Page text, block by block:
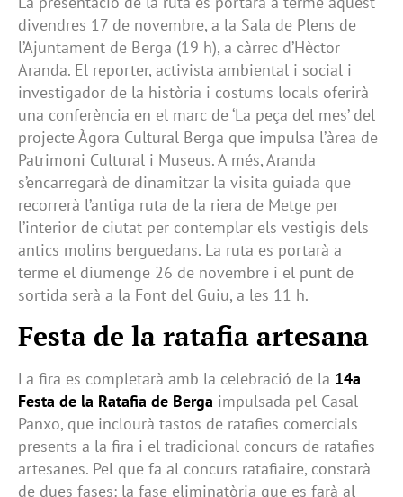
divendres 17 de novembre, a la Sala de Plens de
l’Ajuntament de Berga (19 h), a càrrec d’Hèctor
Aranda. El reporter, activista ambiental i social i
investigador de la història i costums locals oferirà
una conferència en el marc de ‘La peça del mes’ del
projecte Àgora Cultural Berga que impulsa l’àrea de
Patrimoni Cultural i Museus. A més, Aranda
s’encarregarà de dinamitzar la visita guiada que
recorrerà l’antiga ruta de la riera de Metge per
l’interior de ciutat per contemplar els vestigis dels
antics molins berguedans. La ruta es portarà a
terme el diumenge 26 de novembre i el punt de
sortida serà a la Font del Guiu, a les 11 h.
Festa de la ratafia artesana
La fira es completarà amb la celebració de la 14a
Festa de la Ratafia de Berga impulsada pel Casal
Panxo, que inclourà tastos de ratafies comercials
presents a la fira i el tradicional concurs de ratafies
artesanes. Pel que fa al concurs ratafiaire, constarà
de dues fases: la fase eliminatòria que es farà al